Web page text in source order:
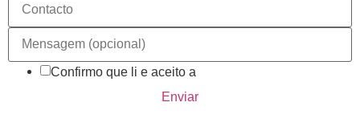
Confirmo que li e aceito a
Enviar